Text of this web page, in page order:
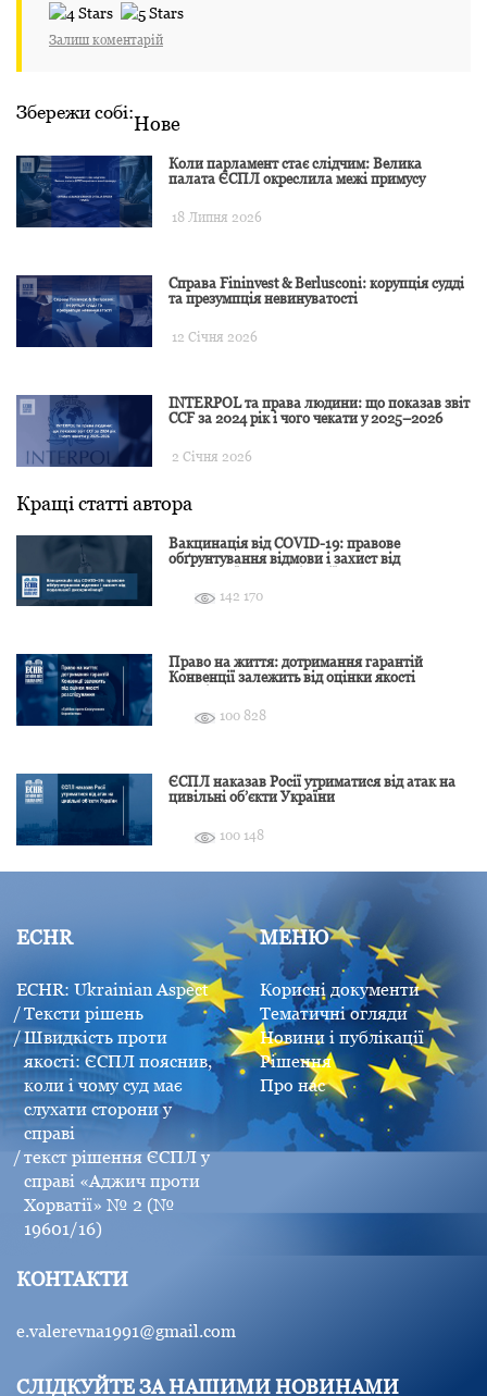
Залиш коментарій
Збережи собі:Нове
Коли парламент стає слідчим: Велика
палата ЄСПЛ окреслила межі примусу
18 Липня 2026
Справа Fininvest & Berlusconi: корупція судді
та презумпція невинуватості
12 Січня 2026
INTERPOL та права людини: що показав звіт
CCF за 2024 рік і чого чекати у 2025–2026
2 Січня 2026
Кращі статті автора
Вакцинація від COVID-19: правове
обґрунтування відмови і захист від
142 170
Право на життя: дотримання гарантій
Конвенції залежить від оцінки якості
100 828
ЄСПЛ наказав Росії утриматися від атак на
цивільні об’єкти України
100 148
ECHR
ECHR: Ukrainian Aspect
Тексти рішень
Швидкість проти
якості: ЄСПЛ пояснив,
коли і чому суд має
слухати сторони у
справі
текст рішення ЄСПЛ у
справі «Аджич проти
Хорватії» № 2 (№
19601/16)
МЕНЮ
Корисні документи
Тематичні огляди
Новини і публікації
Рішення
Про нас
КОНТАКТИ
e.valerevna1991@gmail.com
СЛІДКУЙТЕ ЗА НАШИМИ НОВИНАМИ